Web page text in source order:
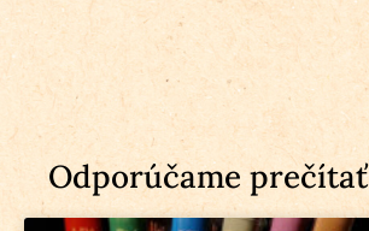
Odporúčame prečítať